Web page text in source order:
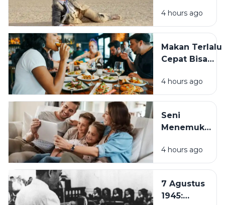
Dehidrasi
Bisa
Kesehatan
dan
Sehari-
hari
4 hours ago
Makan Terlalu
Cepat Bisa
Kesehatan, Ini
Dampaknya
4 hours ago
Seni
Menemukan
Tengah
Hustle
Pentingnya
Quality
4 hours ago
7 Agustus
1945: